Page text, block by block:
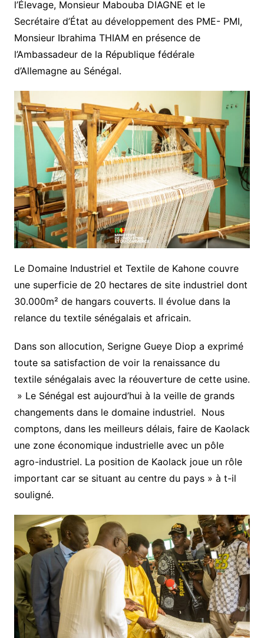
l’Élevage, Monsieur Mabouba DIAGNE et le
Secrétaire d’État au développement des PME- PMI,
Monsieur Ibrahima THIAM en présence de
l’Ambassadeur de la République fédérale
d’Allemagne au Sénégal.
Le Domaine Industriel et Textile de Kahone couvre
une superficie de 20 hectares de site industriel dont
30.000m² de hangars couverts. Il évolue dans la
relance du textile sénégalais et africain.
Dans son allocution, Serigne Gueye Diop a exprimé
toute sa satisfaction de voir la renaissance du
textile sénégalais avec la réouverture de cette usine.
» Le Sénégal est aujourd’hui à la veille de grands
changements dans le domaine industriel. Nous
comptons, dans les meilleurs délais, faire de Kaolack
une zone économique industrielle avec un pôle
agro-industriel. La position de Kaolack joue un rôle
important car se situant au centre du pays » à t-il
souligné.